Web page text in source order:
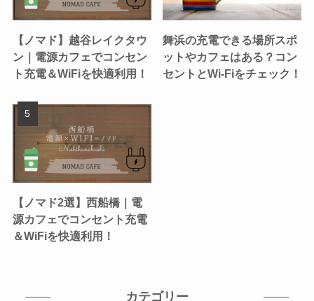
【ノマド】越谷レイクタウ
ン｜電源カフェでコンセン
ト充電＆WiFiを快適利用！
舞浜の充電できる場所スポ
ットやカフェはある？コン
セントとWi-Fiをチェック！
【ノマド2選】西船橋｜電
源カフェでコンセント充電
＆WiFiを快適利用！
カテゴリー